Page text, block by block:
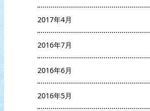
2017年4月
2016年7月
2016年6月
2016年5月